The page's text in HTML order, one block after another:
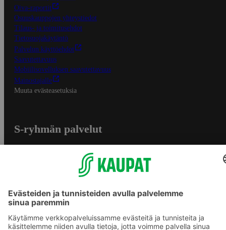
Oiva-raportit
Osuuskauppojen yhteystiedot
Tilaus- ja toimitusehdot
Tietosuojakäytäntö
Palvelun käyttöehdot
Saavutettavuus
Mobiilisovelluksen saavutettavuus
Mainostajalle
Muuta evästeasetuksia
S-ryhmän palvelut
S-ostoslista -sovellus
Prisma.fi
Sokos.fi
S-Pankki